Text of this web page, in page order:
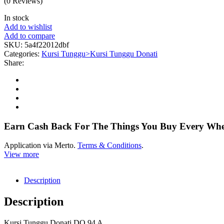
In stock
Add to wishlist
Add to compare
SKU: 5a4f22012dbf
Categories: Kursi Tunggu>Kursi Tunggu Donati
Share:
Earn Cash Back For The Things You Buy Every
Application via Merto. Terms & Conditions.
View more
Description
Description